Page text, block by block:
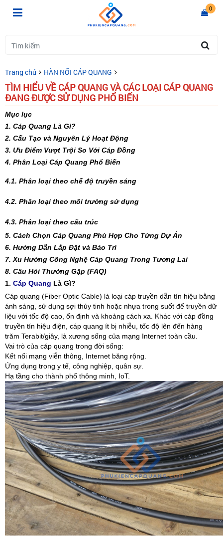
0
Trang chủ HÀN NỐI CÁP QUANG
TÌM HIỂU VỀ CÁP QUANG VÀ CÁC LOẠI CÁP QUANG
ĐANG ĐƯỢC SỬ DỤNG PHỔ BIẾN
Mục lục
1. Cáp Quang Là Gì?
2. Cấu Tạo và Nguyên Lý Hoạt Động
3. Ưu Điểm Vượt Trội So Với Cáp Đồng
4. Phân Loại Cáp Quang Phổ Biến
4.1. Phân loại theo chế độ truyền sáng
4.2. Phân loại theo môi trường sử dụng
4.3. Phân loại theo cấu trúc
5. Cách Chọn Cáp Quang Phù Hợp Cho Từng Dự Án
6. Hướng Dẫn Lắp Đặt và Bảo Trì
7. Xu Hướng Công Nghệ Cáp Quang Trong Tương Lai
8. Câu Hỏi Thường Gặp (FAQ)
1. Cáp Quang Là Gì?
Cáp quang (Fiber Optic Cable) là loại cáp truyền dẫn tín hiệu bằng
ánh sáng, sử dụng sợi thủy tinh hoặc nhựa trong suốt để truyền dữ
liệu với tốc độ cao, ổn định và khoảng cách xa. Khác với cáp đồng
truyền tín hiệu điện, cáp quang ít bị nhiễu, tốc độ lên đến hàng
trăm Terabit/giây, là xương sống của mạng Internet toàn cầu.
Vai trò của cáp quang trong đời sống:
Kết nối mạng viễn thông, Internet băng rộng.
Ứng dụng trong y tế, công nghiệp, quân sự.
Hạ tầng cho thành phố thông minh, IoT.